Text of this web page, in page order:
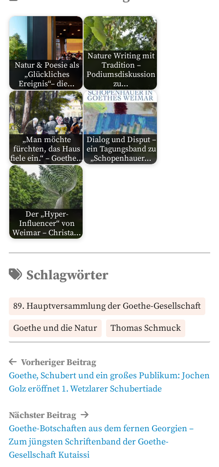
Natur & Poesie als
„Glückliches
Ereignis“– die…
Nature Writing mit
Tradition –
Podiumsdiskussion
zu…
„Man möchte
fürchten, das Haus
fiele ein.“ – Goethe…
Dialog und Disput –
ein Tagungsband zu
„Schopenhauer…
Der „Hyper-
Influencer“ von
Weimar – Christa…
Schlagwörter
89. Hauptversammlung der Goethe-Gesellschaft
Goethe und die Natur
Thomas Schmuck
Beitragsnavigation
Vorheriger Beitrag
Vorheriger
Beitrag
Goethe, Schubert und ein großes Publikum: Jochen
Golz eröffnet 1. Wetzlarer Schubertiade
Nächster Beitrag
Nächster
Beitrag
Goethe-Botschaften aus dem fernen Georgien –
Zum jüngsten Schriftenband der Goethe-
Gesellschaft Kutaissi